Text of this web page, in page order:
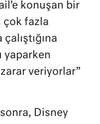
konuşan bir
çok fazla
yaparken
veriyorlar”
Disney